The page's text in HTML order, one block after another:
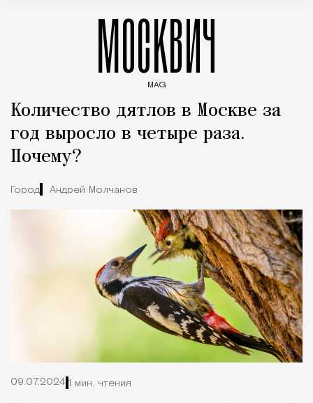
МОСКВИЧ
MAG
Количество дятлов в Москве за
год выросло в четыре раза.
Почему?
Город Андрей Молчанов
09.07.2024 1 мин. чтения